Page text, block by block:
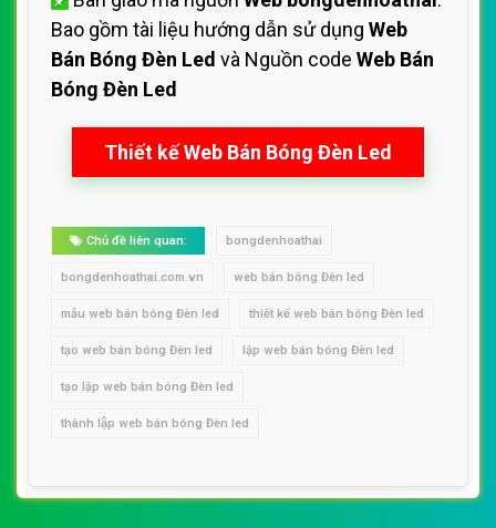
Bao gồm tài liệu hướng dẫn sử dụng Web
Bán Bóng Đèn Led và Nguồn code Web Bán
Bóng Đèn Led
Thiết kế Web Bán Bóng Đèn Led
Chủ đề liên quan: bongdenhoathai
bongdenhoathai.com.vn web bán bóng Đèn led
mẫu web bán bóng Đèn led thiết kế web bán bóng Đèn led
tạo web bán bóng Đèn led lập web bán bóng Đèn led
tạo lập web bán bóng Đèn led
thành lập web bán bóng Đèn led